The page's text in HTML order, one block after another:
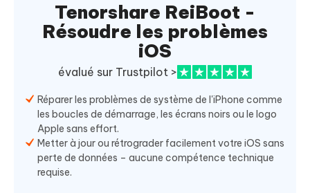
Tenorshare ReiBoot -
Résoudre les problèmes
iOS
évalué sur Trustpilot >
Réparer les problèmes de système de l'iPhone comme
les boucles de démarrage, les écrans noirs ou le logo
Apple sans effort.
Metter à jour ou rétrograder facilement votre iOS sans
perte de données – aucune compétence technique
requise.